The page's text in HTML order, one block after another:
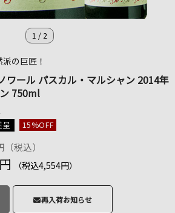
1 / 2
の巨匠！
ワール パスカル・マルシャン 2014年
750ml
呈 15%OFF
税込）
（税込4,554円）
再入荷お知らせ